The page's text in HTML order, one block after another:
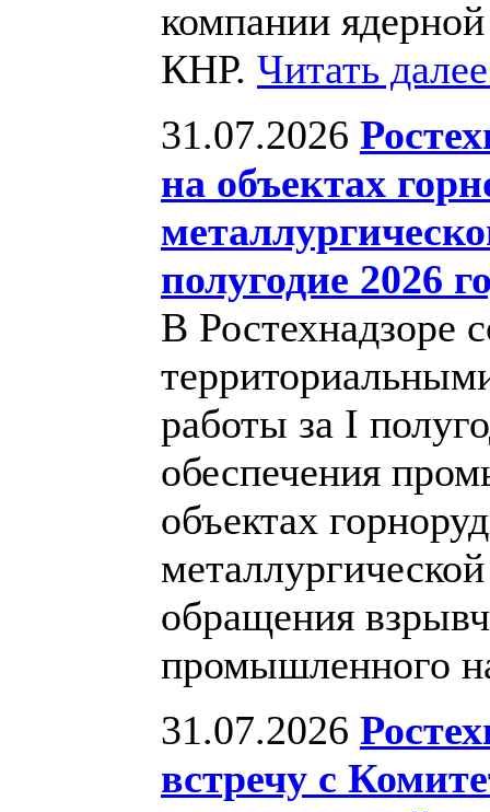
компании
КНР. Читать
31.07.2026
на объектах
полугодие 2026
В Ростехнадзоре
работы за I
обеспечения
объектах
обращения
промышленного
31.07.2026
встречу с